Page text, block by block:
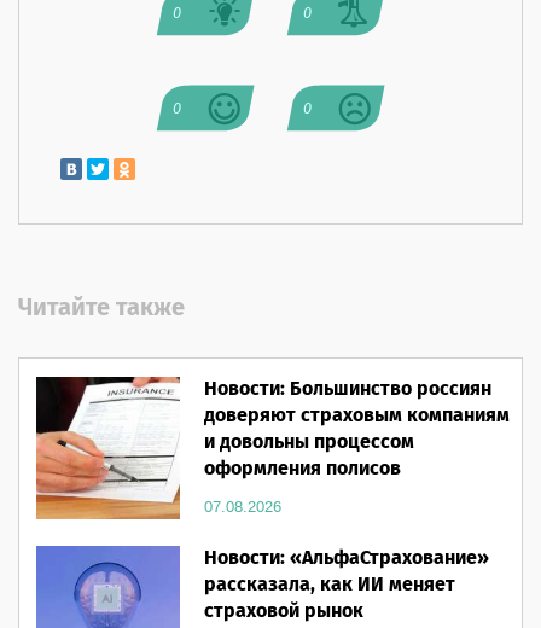
0 0
0 0
Читайте также
Новости: Большинство россиян
доверяют страховым компаниям
и довольны процессом
оформления полисов
07.08.2026
Новости: «АльфаСтрахование»
рассказала, как ИИ меняет
страховой рынок